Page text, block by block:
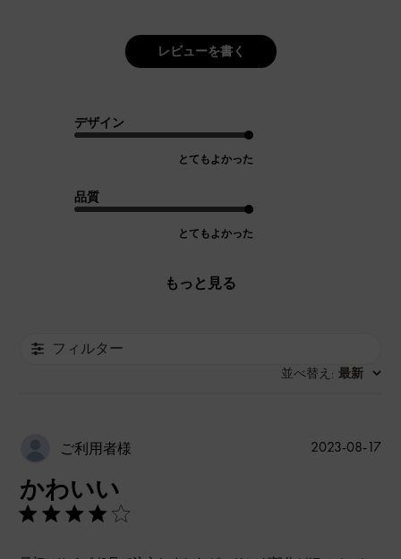
レビューを書く
デザイン
とてもよかった
品質
とてもよかった
もっと見る
フィルター
並べ替え : 最新
ご利用者様
かわいい
公
2023-08-17